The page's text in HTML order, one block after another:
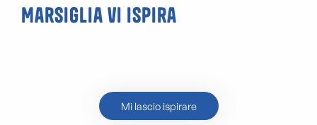
Marsiglia vi ispira
Mi lascio ispirare